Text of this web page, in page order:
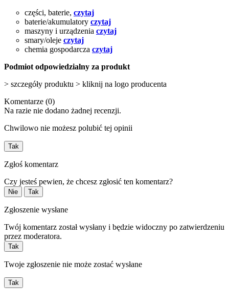
części, baterie, czytaj
baterie/akumulatory czytaj
maszyny i urządzenia czytaj
smary/oleje czytaj
chemia gospodarcza czytaj
Podmiot odpowiedzialny za produkt
> szczegóły produktu > kliknij na logo producenta
Komentarze (0)
Na razie nie dodano żadnej recenzji.
Chwilowo nie możesz polubić tej opinii
Tak
Zgłoś komentarz
Czy jesteś pewien, że chcesz zgłosić ten komentarz?
Nie Tak
Zgłoszenie wysłane
Twój komentarz został wysłany i będzie widoczny po zatwierdzeniu
przez moderatora.
Tak
Twoje zgłoszenie nie może zostać wysłane
Tak